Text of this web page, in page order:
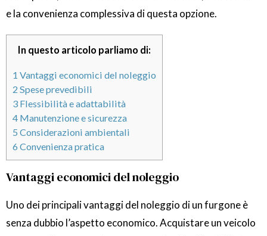
e la convenienza complessiva di questa opzione.
In questo articolo parliamo di:
1 Vantaggi economici del noleggio
2 Spese prevedibili
3 Flessibilità e adattabilità
4 Manutenzione e sicurezza
5 Considerazioni ambientali
6 Convenienza pratica
Vantaggi economici del noleggio
Uno dei principali vantaggi del noleggio di un furgone è
senza dubbio l’aspetto economico. Acquistare un veicolo